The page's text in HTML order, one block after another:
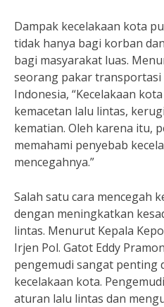
Dampak kecelakaan kota
tidak hanya bagi korban
bagi masyarakat luas.
seorang pakar transportasi
Indonesia, “Kecelakaan
kemacetan lalu lintas,
kematian. Oleh karena itu,
memahami penyebab
mencegahnya.”
Salah satu cara mencegah
dengan meningkatkan
lintas. Menurut Kepala
Irjen Pol. Gatot Eddy
pengemudi sangat penting
kecelakaan kota.
aturan lalu lintas dan